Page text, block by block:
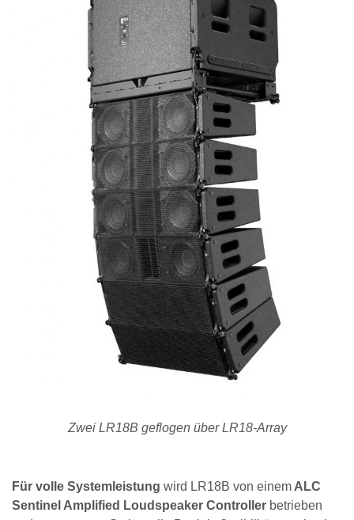
Zwei LR18B geflogen über LR18-Array
Für volle Systemleistung wird LR18B von einem ALC
Sentinel Amplified Loudspeaker Controller betrieben